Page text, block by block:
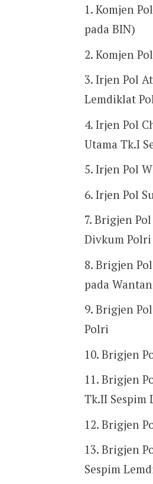
Komjen
pada BIN)
Komjen
Irjen Pol
Lemdiklat
Irjen Pol
Utama Tk.I
Irjen Pol
Irjen Pol
Brigjen
Divkum Polri
Brigjen
pada
Brigjen
Polri
Brigjen
Brigjen
Tk.II Sespim
Brigjen
Brigjen
Sespim